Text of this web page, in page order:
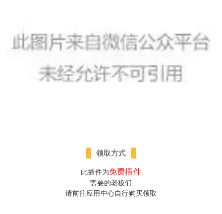
领取方式
此插件为免费插件
需要的老板们
请前往应用中心自行购买领取